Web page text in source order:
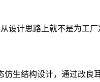
设计思路上就不是为工
生结构设计，通过改良